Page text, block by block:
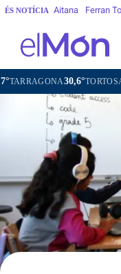
ÉS NOTÍCIA Aitana Ferran
30,6°TORTOSA33,1°